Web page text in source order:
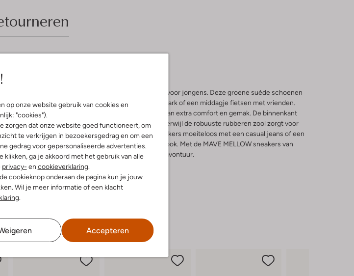
op onze website gebruik van cookies en
"cookies").
zorgen dat onze website goed functioneert, om
te verkrijgen in bezoekersgedrag en om een
gedrag voor gepersonaliseerde advertenties.
klikken, ga je akkoord met het gebruik van alle
privacy- en cookieverklaring.
cookieknop onderaan de pagina kun je jouw
Wil je meer informatie of een klacht
.
Accepteren
Ontdek de stoere MAVE MELLOW sneakers voor jongens. Deze groene suède schoenen
zijn perfect voor avontuurlijke dagen in het park of een middagje fietsen met vrienden.
Dankzij het uitneembare voetbed geniet je van extra comfort en gemak. De binnenkant
van leatherlook zorgt voor een luxe gevoel, terwijl de robuuste rubberen zool zorgt voor
grip en duurzaamheid. Combineer deze sneakers moeiteloos met een casual jeans of een
sportieve short voor een coole, eigentijdse look. Met de MAVE MELLOW sneakers van
BUNNIESJR ben je altijd klaar voor actie en avontuur.